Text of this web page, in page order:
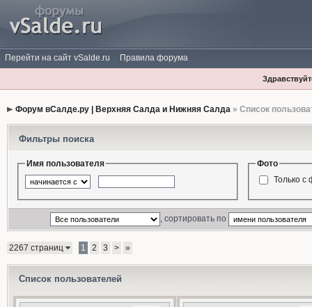
Перейти на сайт vSalde.ru Правила форума
Форум вСалде.ру | Верхняя Салда и Нижняя Салда» Список
Фильтры поиска
Имя пользователя
Фото
Только с
, сортировать по
2267 страниц 1 2 3 > »
Список пользователей